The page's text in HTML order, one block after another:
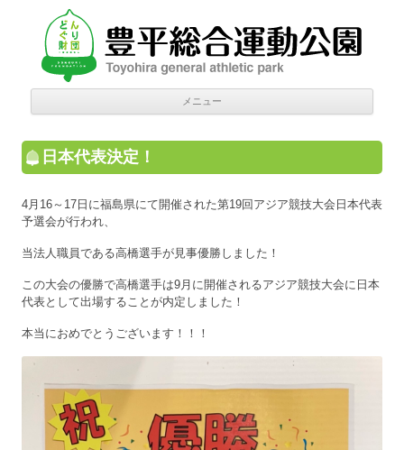
豊平総合運動公園メニュー
日本代表決定！
4月16～17日に福島県にて開催された第19回アジア競技大会日本代表
予選会が行われ、
当法人職員である高橋選手が見事優勝しました！
この大会の優勝で高橋選手は9月に開催されるアジア競技大会に日本
代表として出場することが内定しました！
本当におめでとうございます！！！